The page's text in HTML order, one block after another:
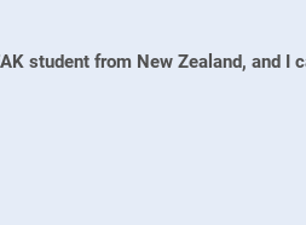
student from New Zealand, and I